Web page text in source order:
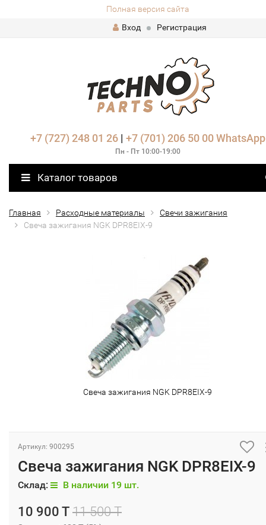
Полная версия сайта
Вход
Регистрация
+7 (727) 248 01 26| +7 (701) 206 50 00 WhatsApp
Пн - Пт 10:00-19:00
Каталог товаров
Главная Расходные материалы
Свечи зажигания
Свеча зажигания NGK DPR8EIX-9
Свеча зажигания NGK DPR8EIX-9
Артикул: 900295
Свеча зажигания NGK DPR8EIX-9
Склад: В наличии 19 шт.
10 900 T 11 500 T